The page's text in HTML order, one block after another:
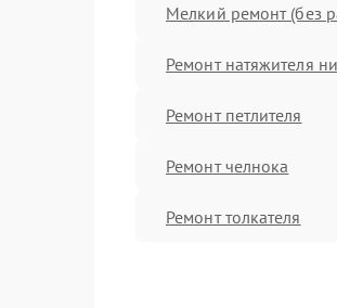
Мелкий ремонт (без
Ремонт натяжителя
Ремонт петлителя
Ремонт челнока
Ремонт толкателя